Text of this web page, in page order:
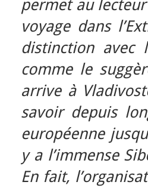
permet au
voyage dans
distinction avec
comme le
arrive à
savoir depuis
européenne
y a l’immense
En fait,